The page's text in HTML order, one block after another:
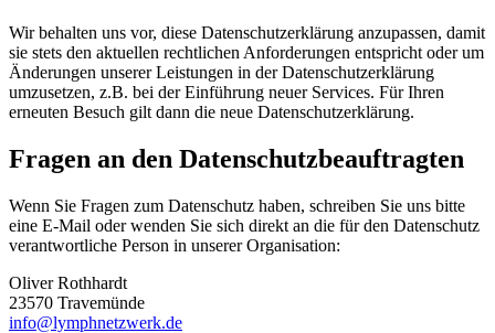
Wir behalten uns vor, diese Datenschutzerklärung anzupassen, damit
sie stets den aktuellen rechtlichen Anforderungen entspricht oder um
Änderungen unserer Leistungen in der Datenschutzerklärung
umzusetzen, z.B. bei der Einführung neuer Services. Für Ihren
erneuten Besuch gilt dann die neue Datenschutzerklärung.
Fragen an den Datenschutzbeauftragten
Wenn Sie Fragen zum Datenschutz haben, schreiben Sie uns bitte
eine E-Mail oder wenden Sie sich direkt an die für den Datenschutz
verantwortliche Person in unserer Organisation:
Oliver Rothhardt
23570 Travemünde
info@lymphnetzwerk.de